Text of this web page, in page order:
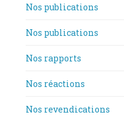
Nos publications
Nos publications
Nos rapports
Nos réactions
Nos revendications